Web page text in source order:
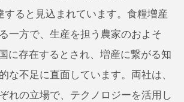
すると見込まれています。食糧増産
一方で、生産を担う農家のおよそ
に存在するとされ、増産に繋がる知
な不足に直面しています。両社は、
れの立場で、テクノロジーを活用し